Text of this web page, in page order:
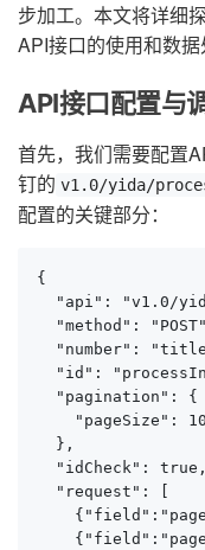
步加工。本文将详细
API接口的使用和数据
API接口配置与
首先，我们需要配置
钉的 v1.0/yida/
配置的关键部分：
{
"api": "v1.0/
"method":
"number":
"id":
  "pagination": {
"pageSize":
  },
  "idCheck": true,
  "request": [